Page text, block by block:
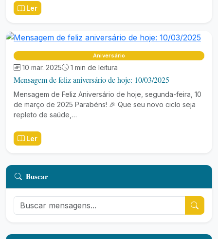
Ler
Aniversário
10 mar. 2025 1 min de leitura
Mensagem de feliz aniversário de hoje: 10/03/2025
Mensagem de Feliz Aniversário de hoje, segunda-feira, 10
de março de 2025 Parabéns! 🎉 Que seu novo ciclo seja
repleto de saúde,…
Ler
Buscar